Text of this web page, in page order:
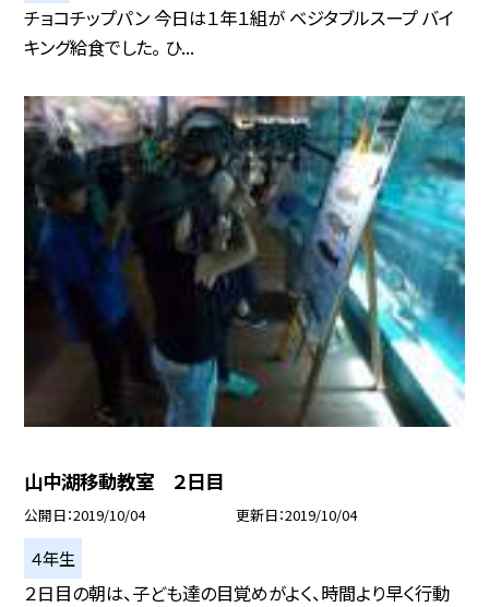
チョコチップパン 今日は１年１組が ベジタブルスープ バイ
キング給食でした。 ひ...
山中湖移動教室 ２日目
公開日 2019/10/04 更新日 2019/10/04
４年生
２日目の朝は、子ども達の目覚めがよく、時間より早く行動